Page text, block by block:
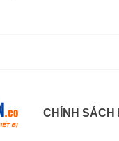
CHÍNH SÁCH